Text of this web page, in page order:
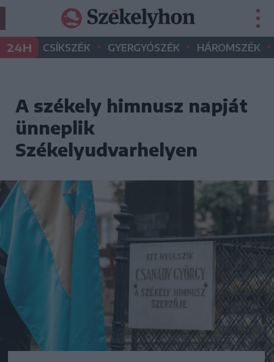
24H CSÍKSZÉK • GYERGYÓSZÉK • HÁROMSZÉK •
A székely himnusz napját
ünneplik
Székelyudvarhelyen